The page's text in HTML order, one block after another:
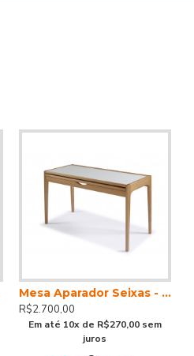
Mesa Aparador Seixas - Nacional
R$2.700,00
Em até 10x de R$270,00 sem
juros